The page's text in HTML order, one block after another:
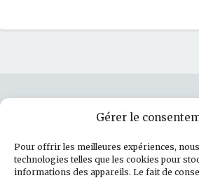
Gérer le
Pour offrir les meilleures expériences,
technologies telles que les cookies pour
informations des appareils. Le fait de